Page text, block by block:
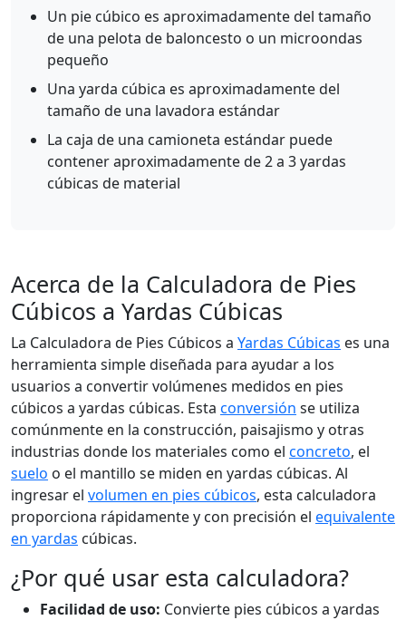
Un pie cúbico es aproximadamente del tamaño
de una pelota de baloncesto o un microondas
pequeño
Una yarda cúbica es aproximadamente del
tamaño de una lavadora estándar
La caja de una camioneta estándar puede
contener aproximadamente de 2 a 3 yardas
cúbicas de material
Acerca de la Calculadora de Pies
Cúbicos a Yardas Cúbicas
La Calculadora de Pies Cúbicos a Yardas Cúbicas es una
herramienta simple diseñada para ayudar a los
usuarios a convertir volúmenes medidos en pies
cúbicos a yardas cúbicas. Esta conversión se utiliza
comúnmente en la construcción, paisajismo y otras
industrias donde los materiales como el concreto, el
suelo o el mantillo se miden en yardas cúbicas. Al
ingresar el volumen en pies cúbicos, esta calculadora
proporciona rápidamente y con precisión el equivalente
en yardas cúbicas.
¿Por qué usar esta calculadora?
Facilidad de uso: Convierte pies cúbicos a yardas